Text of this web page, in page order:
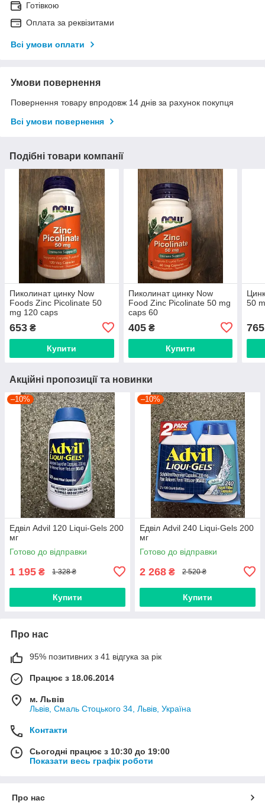
Готівкою
Оплата за реквізитами
Всі умови оплати
Умови повернення
Повернення товару впродовж 14 днів за рахунок покупця
Всі умови повернення
Подібні товари компанії
Пиколинат цинку Now
Foods Zinc Picolinate 50
mg 120 caps
653 ₴
Купити
Пиколинат цинку Now
Food Zinc Picolinate 50 mg
caps 60
405₴
Купити
50
765
Акційні пропозиції та новинки
–10%
Едвіл Advil 120 Liqui-Gels 200
мг
Готово до відправки
1 195 ₴ 1 328 ₴
Купити
–10%
Едвіл Advil 240 Liqui-Gels 200
мг
Готово до відправки
2 268 ₴ 2 520 ₴
Купити
Про нас
95% позитивних з 41 відгука за рік
Працює з 18.06.2014
м. Львів
Львів, Смаль Стоцького 34, Львів, Україна
Контакти
Сьогодні працює з 10:30 до 19:00
Показати весь графік роботи
Про нас